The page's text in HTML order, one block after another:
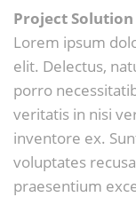
Project Solution
Lorem ipsum
elit. Delectus,
porro
veritatis in nisi
inventore ex.
voluptates
praesentium